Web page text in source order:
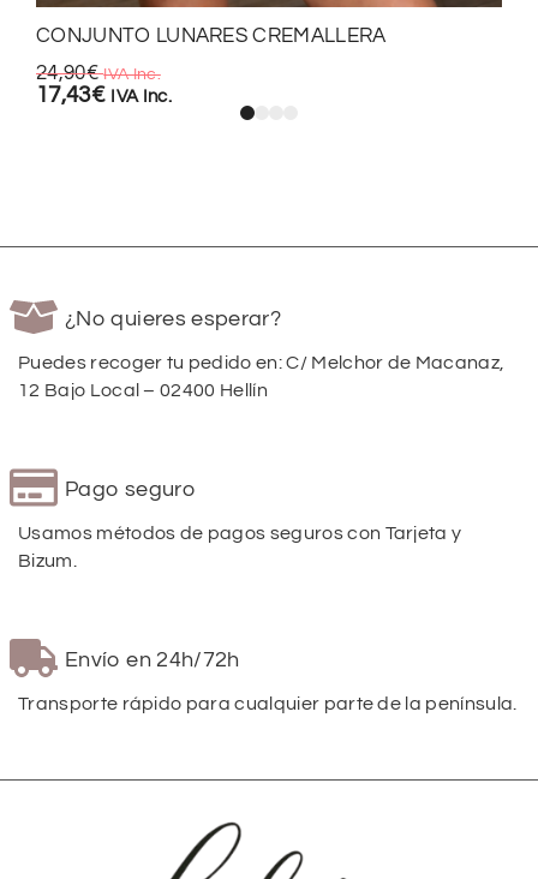
CONJUNTO LUNARES CREMALLERA
24,90€ IVA Inc.
17,43€ IVA Inc.
¿No quieres esperar?
Puedes recoger tu pedido en: C/ Melchor de Macanaz,
12 Bajo Local – 02400 Hellín
Pago seguro
Usamos métodos de pagos seguros con Tarjeta y
Bizum.
Envío en 24h/72h
Transporte rápido para cualquier parte de la península.